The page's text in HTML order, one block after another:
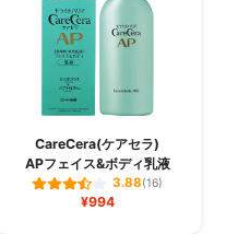
CareCera(ケアセラ)
APフェイス&ボディ乳液
3.88(16)
¥994